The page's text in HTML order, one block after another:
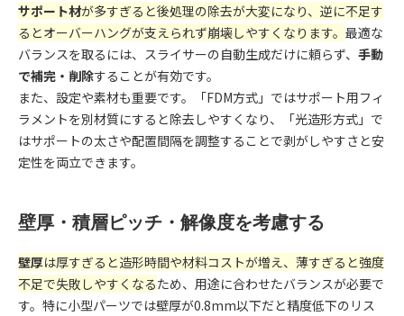
サポート材が多すぎると後処理の除去が大変になり、逆に不足す
るとオーバーハングが支えられず崩壊しやすくなります。 最適な
バランスを取るには、スライサーの自動生成だけに頼らず、 手動
で補完・削除することが有効です。
また、設定や素材も重要です。「FDM方式」ではサポート用フィ
ラメントを別材質にすると除去しやすくなり、「光造形方式」で
はサポートの太さや配置間隔を調整することで剥がしやすさと安
定性を両立できます。
壁厚・積層ピッチ・解像度を考慮する
壁厚は厚すぎると造形時間や材料コストが増え、薄すぎると強度
不足で失敗しやすくなるため、用途に合わせたバランスが必要で
す。特に小型パーツでは壁厚が0.8mm以下だと精度低下のリス